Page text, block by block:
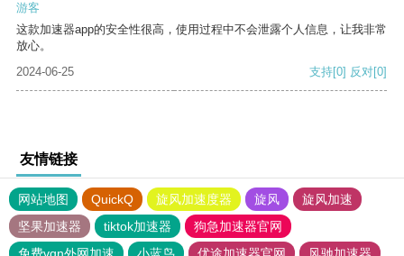
游客
这款加速器app的安全性很高，使用过程中不会泄露个人信息，让我非常
放心。
2024-06-25
支持[0] 反对[0]
友情链接
网站地图 QuickQ 旋风加速度器 旋风
旋风加速
坚果加速器
tiktok加速器
狗急加速器官网